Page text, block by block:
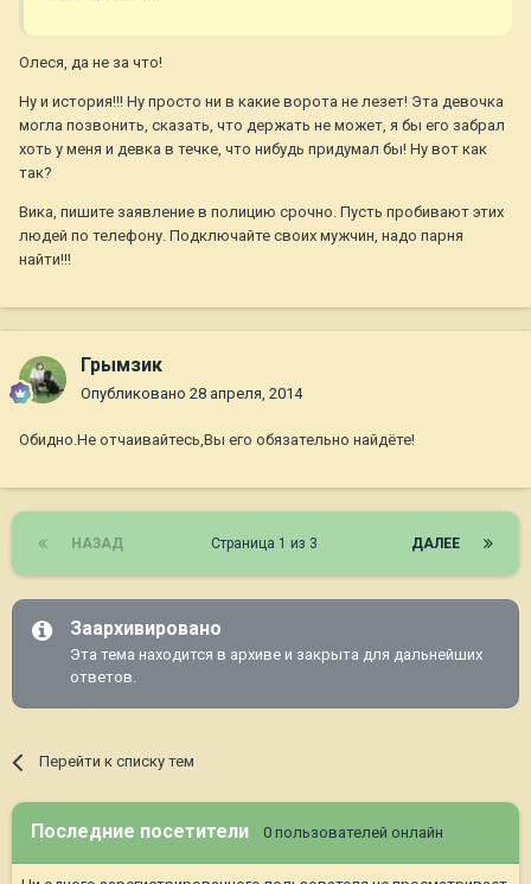
Олеся, да не за что!
Ну и история!!! Ну просто ни в какие ворота не лезет! Эта девочка
могла позвонить, сказать, что держать не может, я бы его забрал
хоть у меня и девка в течке, что нибудь придумал бы! Ну вот как
так?
Вика, пишите заявление в полицию срочно. Пусть пробивают этих
людей по телефону. Подключайте своих мужчин, надо парня
найти!!!
Грымзик
Опубликовано 28 апреля, 2014
Обидно.Не отчаивайтесь,Вы его обязательно найдёте!
НАЗАД ДАЛЕЕ
Страница 1 из 3
Заархивировано
Эта тема находится в архиве и закрыта для дальнейших
ответов.
Перейти к списку тем
Последние посетители 0 пользователей онлайн